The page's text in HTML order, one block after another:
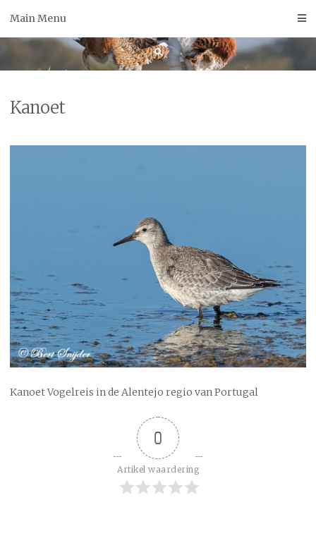
Main Menu
Kanoet
Kanoet Vogelreis in de Alentejo regio van Portugal
0
Artikel waardering